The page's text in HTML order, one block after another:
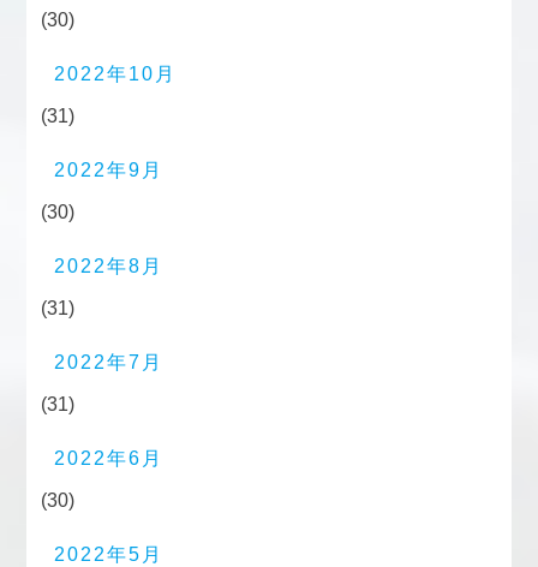
(30)
2022年10月
(31)
2022年9月
(30)
2022年8月
(31)
2022年7月
(31)
2022年6月
(30)
2022年5月